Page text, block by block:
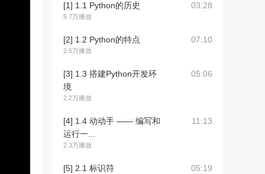
[1] 1.1 Python的历史
5.7万播放
03:28
[2] 1.2 Python的特点
2.5万播放
07:10
[3] 1.3 搭建Python开发环
境
2.2万播放
05:06
[4] 1.4 动动手 —— 编写和
运行一...
2.3万播放
11:13
[5] 2.1 标识符 05:19